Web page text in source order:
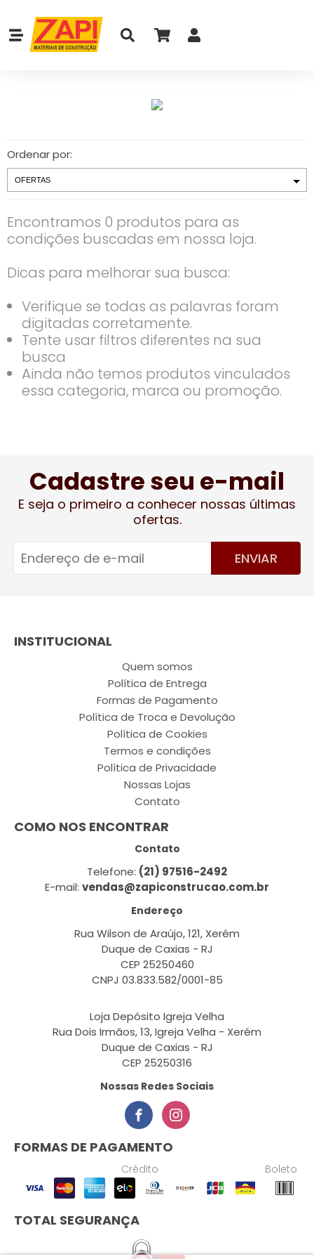
Ordenar por:
Encontramos 0 produtos para as
condições buscadas em nossa loja.
Dicas para melhorar sua busca:
Verifique se todas as palavras foram
digitadas corretamente.
Tente usar filtros diferentes na sua
busca
Ainda não temos produtos vinculados
essa categoria, marca ou promoção.
Cadastre seu e-mail
E seja o primeiro a conhecer nossas últimas
ofertas.
ENVIAR
INSTITUCIONAL
Quem somos
Política de Entrega
Formas de Pagamento
Política de Troca e Devolução
Política de Cookies
Termos e condições
Política de Privacidade
Nossas Lojas
Contato
COMO NOS ENCONTRAR
Contato
Telefone: (21) 97516-2492
E-mail: vendas@zapiconstrucao.com.br
Endereço
Rua Wilson de Araújo, 121, Xerém
Duque de Caxias - RJ
CEP 25250460
CNPJ 03.833.582/0001-85
Loja Depósito Igreja Velha
Rua Dois Irmãos, 13, Igreja Velha - Xerém
Duque de Caxias - RJ
CEP 25250316
Nossas Redes Sociais
FORMAS DE PAGAMENTO
Crédito Boleto
TOTAL SEGURANÇA